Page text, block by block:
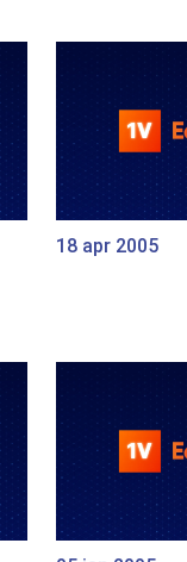
18 apr 2005